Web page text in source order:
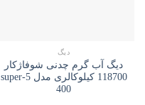
دیگ
دیگ آب گرم چدنی شوفاژکار
118700 کیلوکالری مدل 5-super
400